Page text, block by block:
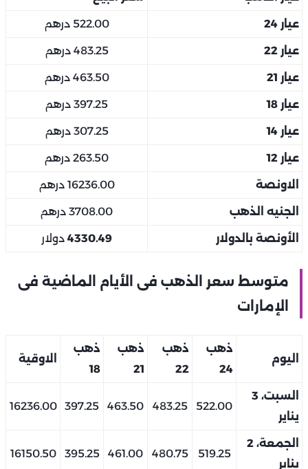
عيار 24 522.00 درهم
عيار 22 483.25 درهم
عيار 21 463.50 درهم
عيار 18 397.25 درهم
عيار 14 307.25 درهم
عيار 12 263.50 درهم
الاونصة 16236.00 درهم
الجنيه الذهب 3708.00 درهم
الأونصة بالدولار 4330.49 دولار
متوسط سعر الذهب فى الأيام الماضية فى
الإمارات
اليوم
ذهب
24
ذهب
22
ذهب
21
ذهب
18
الاوقية
السبت، 3
يناير
522.00
483.25
463.50
397.25
16236.00
الجمعة، 2
يناير
519.25
480.75
461.00
395.25
16150.50